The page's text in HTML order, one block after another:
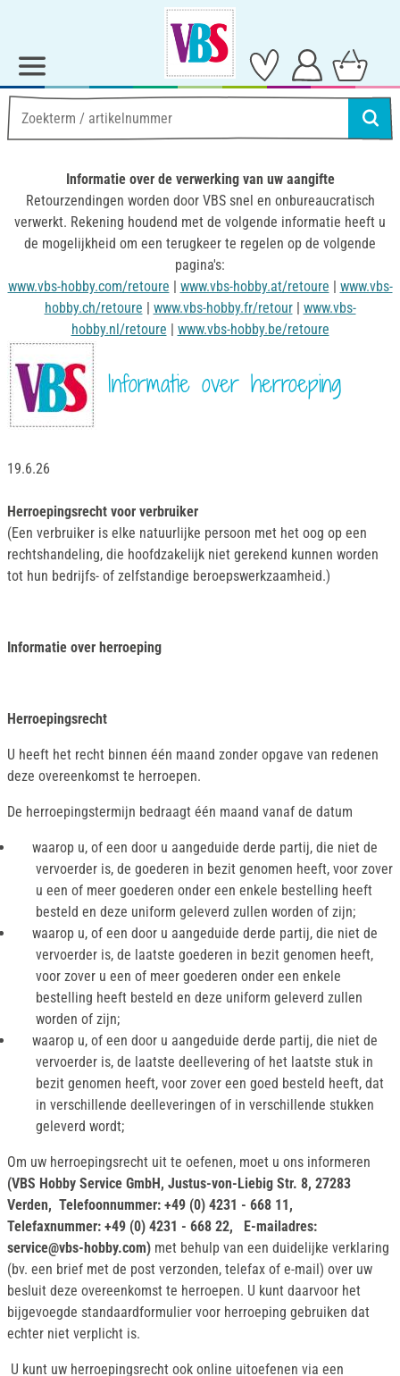
Informatie over de verwerking van uw aangifte
Retourzendingen worden door VBS snel en onbureaucratisch
verwerkt. Rekening houdend met de volgende informatie heeft u
de mogelijkheid om een terugkeer te regelen op de volgende
pagina's:
www.vbs-hobby.com/retoure | www.vbs-hobby.at/retoure | www.vbs-
hobby.ch/retoure | www.vbs-hobby.fr/retour| www.vbs-
hobby.nl/retoure | www.vbs-hobby.be/retoure
Informatie over herroeping
19.6.26
Herroepingsrecht voor verbruiker
(Een verbruiker is elke natuurlijke persoon met het oog op een
rechtshandeling, die hoofdzakelijk niet gerekend kunnen worden
tot hun bedrijfs- of zelfstandige beroepswerkzaamheid.)
Informatie over herroeping
Herroepingsrecht
U heeft het recht binnen één maand zonder opgave van redenen
deze overeenkomst te herroepen.
De herroepingstermijn bedraagt één maand vanaf de datum
waarop u, of een door u aangeduide derde partij, die niet de
vervoerder is, de goederen in bezit genomen heeft, voor zover
u een of meer goederen onder een enkele bestelling heeft
besteld en deze uniform geleverd zullen worden of zijn;
waarop u, of een door u aangeduide derde partij, die niet de
vervoerder is, de laatste goederen in bezit genomen heeft,
voor zover u een of meer goederen onder een enkele
bestelling heeft besteld en deze uniform geleverd zullen
worden of zijn;
waarop u, of een door u aangeduide derde partij, die niet de
vervoerder is, de laatste deellevering of het laatste stuk in
bezit genomen heeft, voor zover een goed besteld heeft, dat
in verschillende deelleveringen of in verschillende stukken
geleverd wordt;
Om uw herroepingsrecht uit te oefenen, moet u ons informeren
(VBS Hobby Service GmbH, Justus-von-Liebig Str. 8, 27283
Verden, Telefoonnummer: +49 (0) 4231 - 668 11,
Telefaxnummer: +49 (0) 4231 - 668 22, E-mailadres:
service@vbs-hobby.com) met behulp van een duidelijke verklaring
(bv. een brief met de post verzonden, telefax of e-mail) over uw
besluit deze overeenkomst te herroepen. U kunt daarvoor het
bijgevoegde standaardformulier voor herroeping gebruiken dat
echter niet verplicht is.
U kunt uw herroepingsrecht ook online uitoefenen via een